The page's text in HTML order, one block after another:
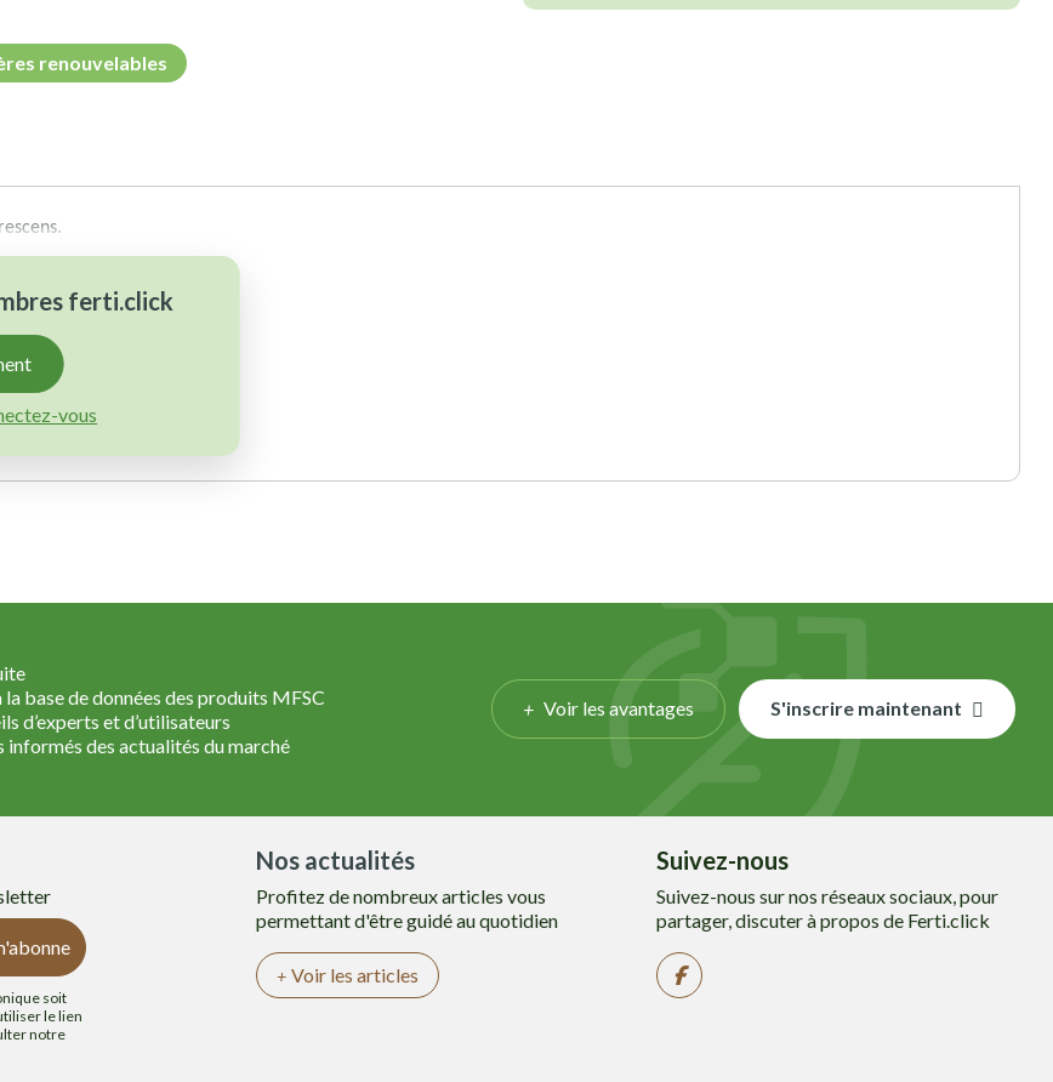
renouvelables
ferti.click
vous
base de données des produits MFSC
d’experts et d’utilisateurs
informés des actualités du marché
Voir les avantages S'inscrire maintenant
soit
le lien
notre
Nos actualités
Profitez de nombreux articles vous
permettant d'être guidé au quotidien
Voir les articles
Suivez-nous
Suivez-nous sur nos réseaux sociaux, pour
partager, discuter à propos de Ferti.click